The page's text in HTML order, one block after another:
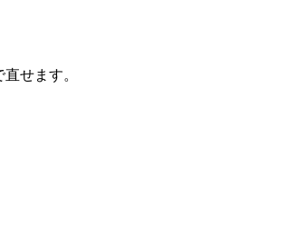
せます。